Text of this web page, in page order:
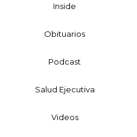
Inside
Obituarios
Podcast
Salud Ejecutiva
Videos